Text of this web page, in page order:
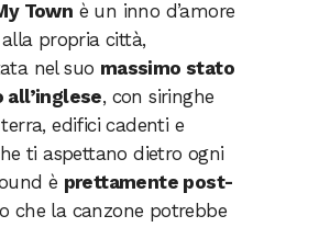
Town è un inno d’amore
propria città,
nel suo massimo stato
all’inglese, con siringhe
edifici cadenti e
ti aspettano dietro ogni
è prettamente post-
che la canzone potrebbe